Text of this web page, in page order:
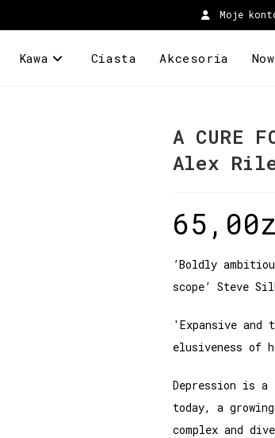
Moje
Kawa Ciasta Akcesoria
A CURE
Alex
65,00
’Boldly
scope’ Steve
'Expansive
elusiveness of
Depression is
today, a
complex and